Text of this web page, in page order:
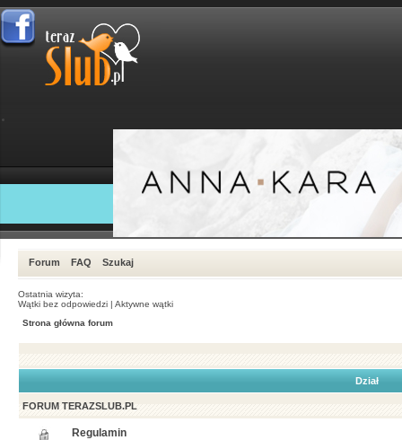
Forum FAQ Szukaj
Ostatnia wizyta:
Wątki bez odpowiedzi | Aktywne wątki
Strona główna forum
Dział
FORUM TERAZSLUB.PL
Regulamin